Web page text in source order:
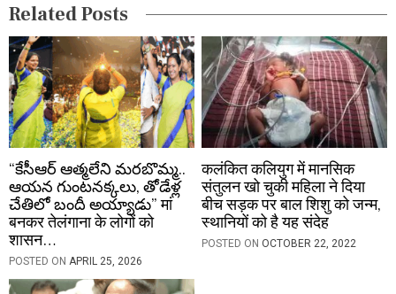
o
n
Related Posts
“కేసీఆర్ ఆత్మలేని మరబొమ్మ..
ఆయన గుంటనక్కలు, తోడేళ్ల
చేతిలో బందీ అయ్యాడు” मां
बनकर तेलंगाना के लोगों को
शासन…
POSTED ON APRIL 25, 2026
कलंकित कलियुग में मानसिक
संतुलन खो चुकी महिला ने दिया
बीच सड़क पर बाल शिशु को जन्म,
स्थानियों को है यह संदेह
POSTED ON OCTOBER 22, 2022